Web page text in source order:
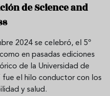
de Science and
2024 se celebró, el 5º
en pasadas ediciones
de la Universidad de
fue el hilo conductor con los
y salud.